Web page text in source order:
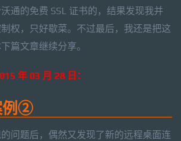
通的免费 SSL 证书的，结果发现我并
权，只好歇菜。不过最后，我还是把这
篇文章继续分享。
年 03 月 28 日：
例②
问题后，偶然又发现了新的远程桌面连